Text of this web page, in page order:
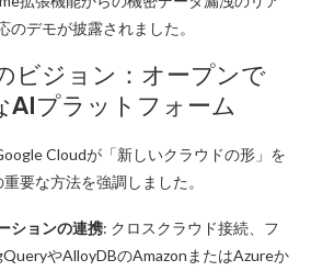
のデモが披露されました。
ビジョン：オープンで
AIプラットフォーム
Cloudが「新しいクラウドの形」を
要な方法を強調しました。
ションの連携: クロスクラウド接続、フ
やAlloyDBのAmazonまたはAzureか